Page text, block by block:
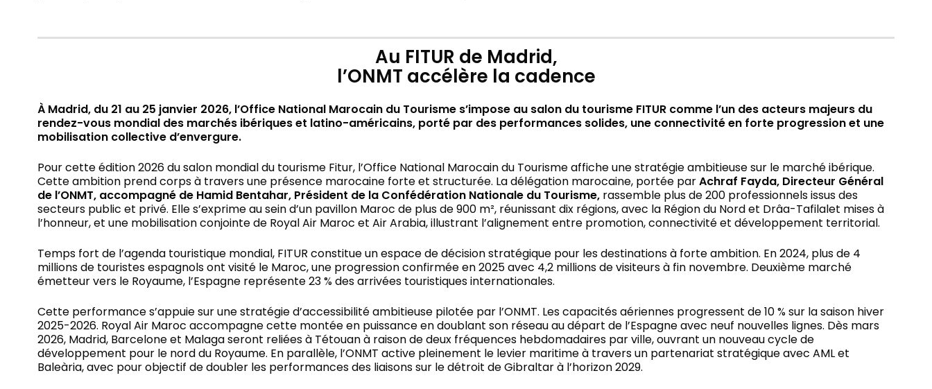
Au FITUR de Madrid,
l’ONMT accélère la cadence
À Madrid, du 21 au 25 janvier 2026, l’Office National Marocain du Tourisme s’impose au salon du tourisme FITUR comme l’un des acteurs majeurs du
rendez-vous mondial des marchés ibériques et latino-américains, porté par des performances solides, une connectivité en forte progression et une
mobilisation collective d’envergure.
Pour cette édition 2026 du salon mondial du tourisme Fitur, l’Office National Marocain du Tourisme affiche une stratégie ambitieuse sur le marché ibérique.
Cette ambition prend corps à travers une présence marocaine forte et structurée. La délégation marocaine, portée parAchraf Fayda, Directeur Général
de l’ONMT, accompagné de Hamid Bentahar, Président de la Confédération Nationale du Tourisme,rassemble plus de 200 professionnels issus des
secteurs public et privé. Elle s’exprime au sein d’un pavillon Maroc de plus de 900 m², réunissant dix régions, avec la Région du Nord et Drâa-Tafilalet mises à
l’honneur, et une mobilisation conjointe de Royal Air Maroc et Air Arabia, illustrant l’alignement entre promotion, connectivité et développement territorial.
Temps fort de l’agenda touristique mondial, FITUR constitue un espace de décision stratégique pour les destinations à forte ambition. En 2024, plus de 4
millions de touristes espagnols ont visité le Maroc, une progression confirmée en 2025 avec 4,2 millions de visiteurs à fin novembre. Deuxième marché
émetteur vers le Royaume, l’Espagne représente 23 % des arrivées touristiques internationales.
Cette performance s’appuie sur une stratégie d’accessibilité ambitieuse pilotée par l’ONMT. Les capacités aériennes progressent de 10 % sur la saison hiver
2025-2026. Royal Air Maroc accompagne cette montée en puissance en doublant son réseau au départ de l’Espagne avec neuf nouvelles lignes. Dès mars
2026, Madrid, Barcelone et Malaga seront reliées à Tétouan à raison de deux fréquences hebdomadaires par ville, ouvrant un nouveau cycle de
développement pour le nord du Royaume. En parallèle, l’ONMT active pleinement le levier maritime à travers un partenariat stratégique avec AML et
Baleària, avec pour objectif de doubler les performances des liaisons sur le détroit de Gibraltar à l’horizon 2029.